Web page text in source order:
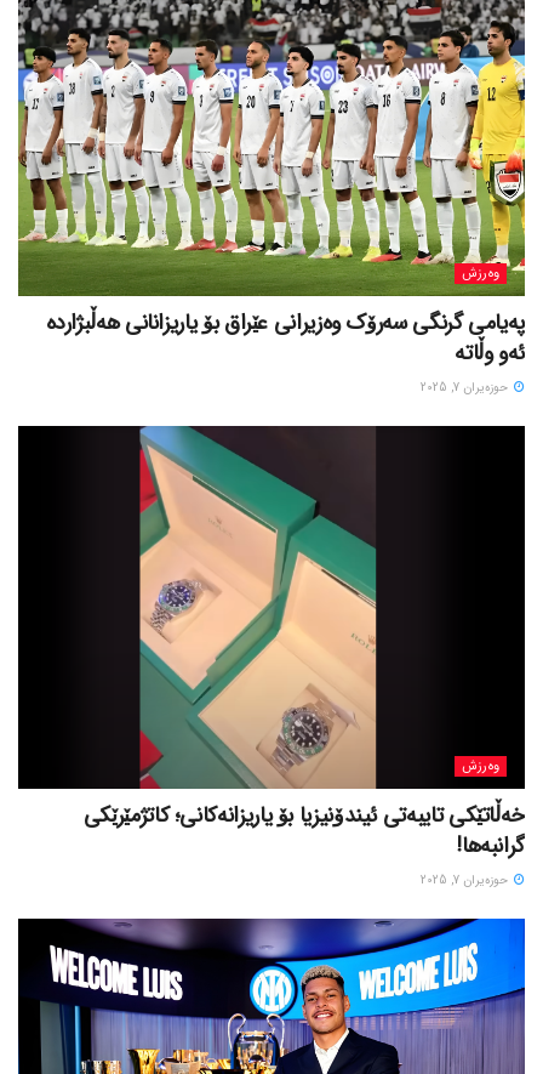
وەرزش
پەیامی گرنگی سەرۆک وەزیرانی عێراق بۆ یاریزانانی هەڵبژارده
ئەو وڵاتە
حوزه‌یران 7, 2025
وەرزش
خەڵاتێکی تایبەتی ئیندۆنیزیا بۆ یاریزانەکانی؛ کاتژمێرێکی
گرانبەها!
حوزه‌یران 7, 2025